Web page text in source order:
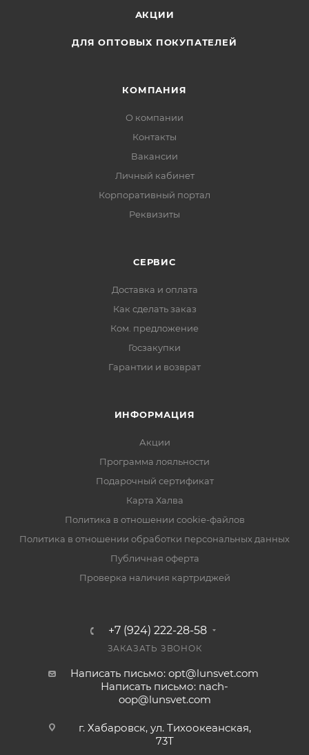
АКЦИИ
ДЛЯ ОПТОВЫХ ПОКУПАТЕЛЕЙ
КОМПАНИЯ
О компании
Контакты
Вакансии
Личный кабинет
Корпоративный портал
Реквизиты
СЕРВИС
Доставка и оплата
Как сделать заказ
Ком. предложение
Госзакупки
Гарантии и возврат
ИНФОРМАЦИЯ
Акции
Программа лояльности
Подарочный сертификат
Карта Халва
Политика в отношении cookie-файлов
Политика в отношении обработки персональных данных
Публичная оферта
Проверка наличия картриджей
+7 (924) 222-28-58
ЗАКАЗАТЬ ЗВОНОК
Написать письмо: opt@lunsvet.com
Написать письмо: nach-
oop@lunsvet.com
г. Хабаровск, ул. Тихоокеанская,
73Т